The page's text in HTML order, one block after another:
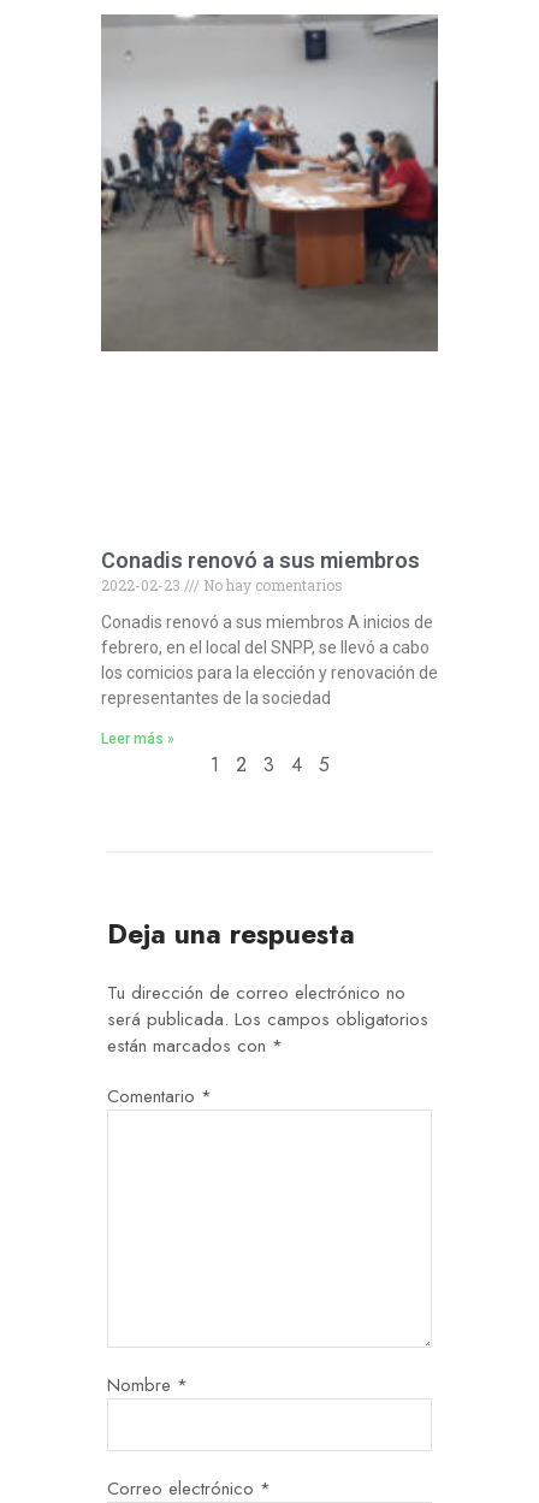
Conadis renovó a sus miembros
2022-02-23
No hay comentarios
Conadis renovó a sus miembros A inicios de
febrero, en el local del SNPP, se llevó a cabo
los comicios para la elección y renovación de
representantes de la sociedad
Leer más »
1 2 3 4 5
Deja una respuesta
Tu dirección de correo electrónico no
será publicada. Los campos obligatorios
están marcados con *
Comentario *
Nombre *
Correo electrónico *